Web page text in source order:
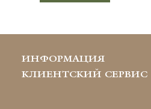
ИНФОРМАЦИЯ
КЛИЕНТСКИЙ СЕРВИС